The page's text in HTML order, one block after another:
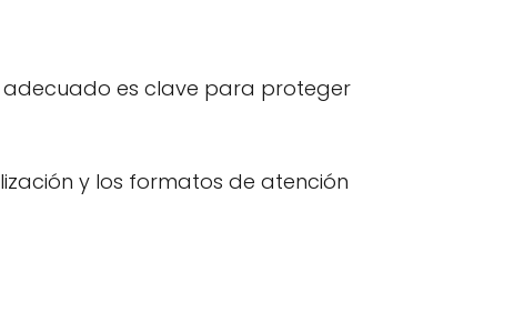
adecuado es clave para proteger
y los formatos de atención